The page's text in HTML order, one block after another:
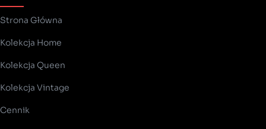
Strona Główna
Kolekcja Home
Kolekcja Queen
Kolekcja Vintage
Cennik